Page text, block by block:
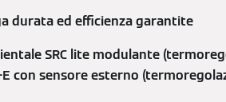
durata ed efficienza garantite
SRC lite modulante
con sensore esterno